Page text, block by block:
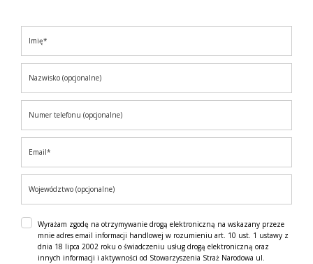
Wyrażam zgodę na otrzymywanie drogą elektroniczną na wskazany przeze
mnie adres email informacji handlowej w rozumieniu art. 10 ust. 1 ustawy z
dnia 18 lipca 2002 roku o świadczeniu usług drogą elektroniczną oraz
innych informacji i aktywności od Stowarzyszenia Straż Narodowa ul.